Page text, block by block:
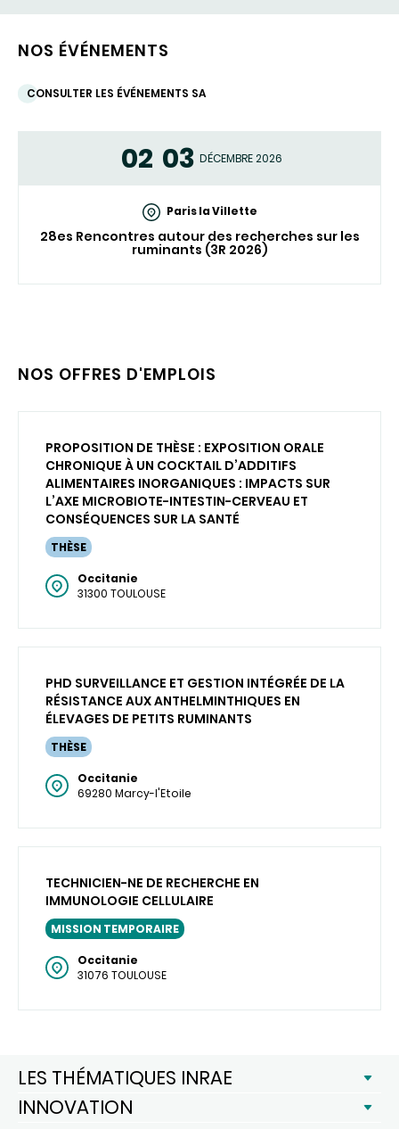
NOS ÉVÉNEMENTS
CONSULTER LES ÉVÉNEMENTS SA
02 03 DÉCEMBRE 2026
Paris la Villette
28es Rencontres autour des recherches sur les
ruminants (3R 2026)
NOS OFFRES D'EMPLOIS
PROPOSITION DE THÈSE : EXPOSITION ORALE
CHRONIQUE À UN COCKTAIL D’ADDITIFS
ALIMENTAIRES INORGANIQUES : IMPACTS SUR
L’AXE MICROBIOTE-INTESTIN-CERVEAU ET
CONSÉQUENCES SUR LA SANTÉ
THÈSE
Occitanie
31300 TOULOUSE
PHD SURVEILLANCE ET GESTION INTÉGRÉE DE LA
RÉSISTANCE AUX ANTHELMINTHIQUES EN
ÉLEVAGES DE PETITS RUMINANTS
THÈSE
Occitanie
69280 Marcy-l'Etoile
TECHNICIEN-NE DE RECHERCHE EN
IMMUNOLOGIE CELLULAIRE
MISSION TEMPORAIRE
Occitanie
31076 TOULOUSE
LES THÉMATIQUES INRAE
INNOVATION